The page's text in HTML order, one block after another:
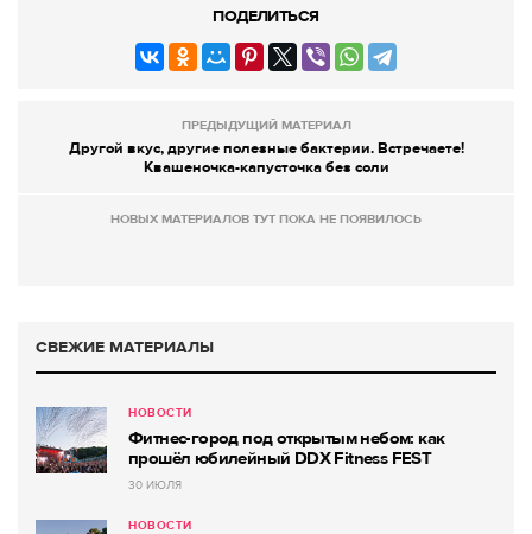
ПОДЕЛИТЬСЯ
ПРЕДЫДУЩИЙ МАТЕРИАЛ
Другой вкус, другие полезные бактерии. Встречаете!
Квашеночка-капусточка без соли
НОВЫХ МАТЕРИАЛОВ ТУТ ПОКА НЕ ПОЯВИЛОСЬ
СВЕЖИЕ МАТЕРИАЛЫ
НОВОСТИ
Фитнес-город под открытым небом: как
прошёл юбилейный DDX Fitness FEST
30 ИЮЛЯ
НОВОСТИ